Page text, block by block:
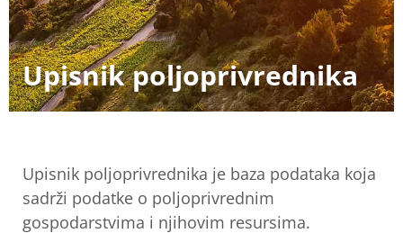
Upisnik poljoprivrednika
Upisnik poljoprivrednika je baza podataka koja
sadrži podatke o poljoprivrednim
gospodarstvima i njihovim resursima.